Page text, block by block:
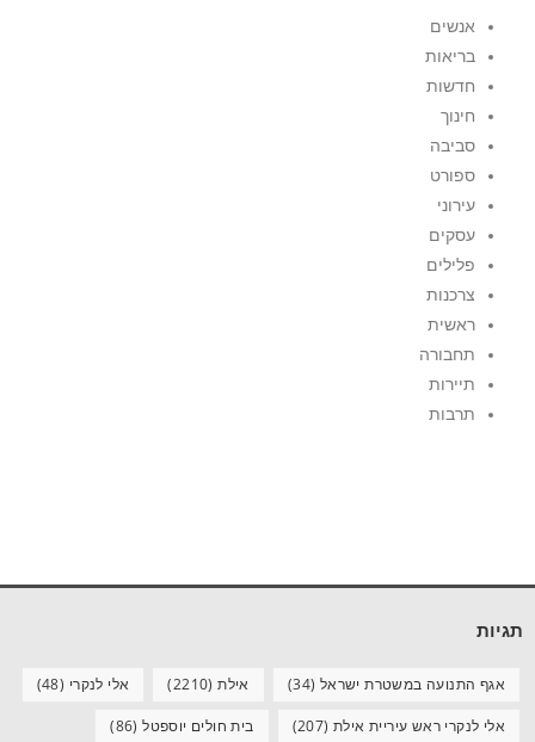
אנשים
בריאות
חדשות
חינוך
סביבה
ספורט
עירוני
עסקים
פלילים
צרכנות
ראשית
תחבורה
תיירות
תרבות
תגיות
אגף התנועה במשטרת ישראל (34) אילת(2210) אלי לנקרי (48)
אלי לנקרי ראש עיריית אילת (207) בית חולים יוספטל(86)